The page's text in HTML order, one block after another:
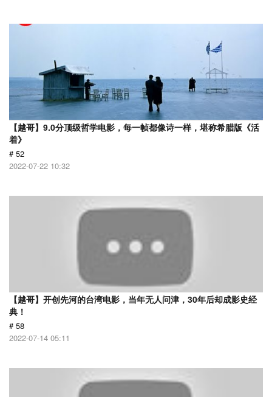
【越哥】9.0分顶级哲学电影，每一帧都像诗一样，堪称希腊版《活
着》
# 52
2022-07-22 10:32
【越哥】开创先河的台湾电影，当年无人问津，30年后却成影史经
典！
# 58
2022-07-14 05:11